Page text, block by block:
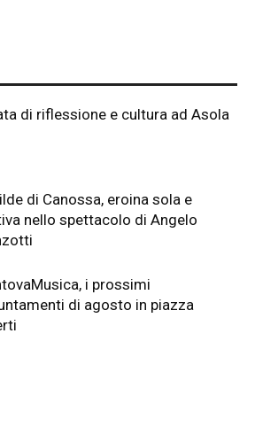
di riflessione e cultura ad Asola
di Canossa, eroina sola e
nello spettacolo di Angelo
i prossimi
di agosto in piazza